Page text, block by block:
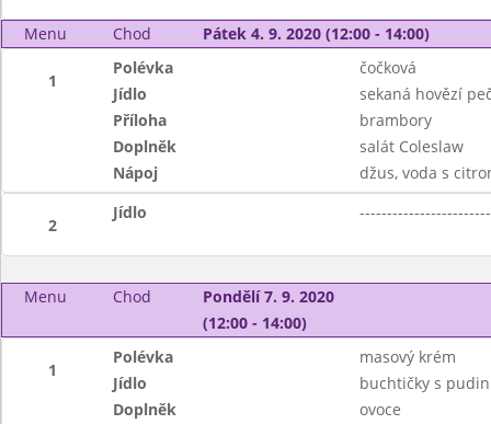
Menu Chod Pátek 4. 9. 2020 (12:00 - 14:00)
1
Polévka
čočková
Jídlo
sekaná hovězí
Příloha
brambory
Doplněk
salát Coleslaw
Nápoj
džus, voda s
2
Jídlo
Menu Chod
Pondělí 7. 9. 2020
(12:00 - 14:00)
1
Polévka
masový krém
Jídlo
buchtičky s
Doplněk
ovoce